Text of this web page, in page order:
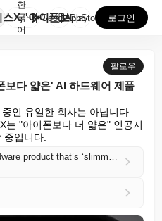
WSJ 보도: 스페이스X, '아이폰보다 얇은' AI 하...
한
국
어
GooglePlay
AppStore 로그인
팔로우
보다 얇은' AI 하드웨어 제품
인 유일한 회사는 아닙니다.
는 "아이폰보다 더 얇은" 인공지
입니다.
SpaceX developing AI hardware product that’s ‘slimmer than an iPhone,’ reports WSJ